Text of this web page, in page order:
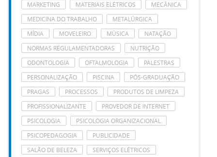
MARKETING
MATERIAIS ELÉTRICOS
MECÂNICA
MEDICINA DO TRABALHO
METALÚRGICA
MÍDIA
MOVELEIRO MÚSICA
NATAÇÃO
NORMAS REGULAMENTADORAS
NUTRIÇÃO
ODONTOLOGIA
OFTALMOLOGIA
PALESTRAS
PERSONALIZAÇÃO
PISCINA
PÓS-GRADUAÇÃO
PRAGAS
PROCESSOS
PRODUTOS DE LIMPEZA
PROFISSIONALIZANTE
PROVEDOR DE INTERNET
PSICOLOGIA
PSICOLOGIA ORGANIZACIONAL
PSICOPEDAGOGIA
PUBLICIDADE
SALÃO DE BELEZA
SERVIÇOS ELÉTRICOS